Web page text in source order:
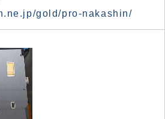
gold/pro-nakashin/